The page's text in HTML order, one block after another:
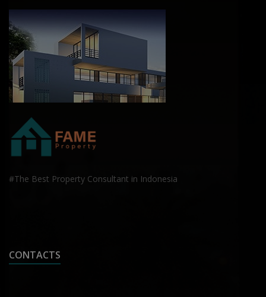
#The Best Property Consultant in Indonesia
CONTACTS